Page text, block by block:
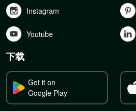
Instagram
Youtube
下载
Get it on
Google Play